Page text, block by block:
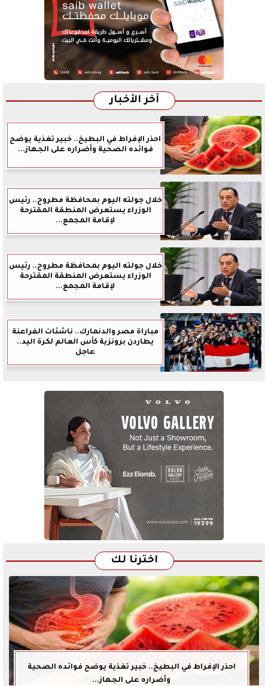
آخر الأخبار
احذر الإفراط في البطيخ.. خبير تغذية يوضح
فوائده الصحية وأضراره على الجهاز...
خلال جولته اليوم بمحافظة مطروح.. رئيس
الوزراء يستعرض المنطقة المقترحة
لإقامة المجمع...
خلال جولته اليوم بمحافظة مطروح.. رئيس
الوزراء يستعرض المنطقة المقترحة
لإقامة المجمع...
مباراة مصر والدنمارك.. ناشئات الفراعنة
يطاردن برونزية كأس العالم لكرة اليد..
عاجل
اخترنا لك
احذر الإفراط في البطيخ.. خبير تغذية يوضح فوائده الصحية
وأضراره على الجهاز...